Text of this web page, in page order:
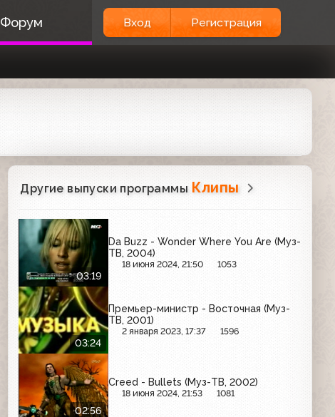
Форум Вход Регистрация
Другие выпуски программы Клипы
03:19
Da Buzz - Wonder Where You Are (Муз-
ТВ, 2004)
18 июня 2024, 21:50 1053
03:24
Премьер-министр - Восточная (Муз-
ТВ, 2001)
2 января 2023, 17:37 1596
02:56
Creed - Bullets (Муз-ТВ, 2002)
18 июня 2024, 21:53 1081